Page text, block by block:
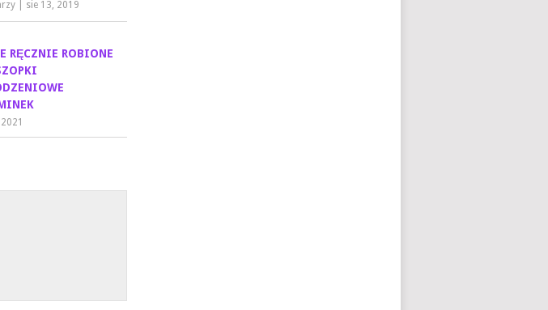
sie 13, 2019
RĘCZNIE ROBIONE